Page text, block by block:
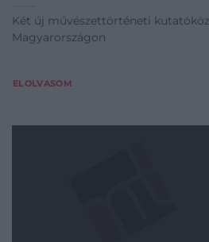
Két új művészettörténeti
Magyarországon
ELOLVASOM